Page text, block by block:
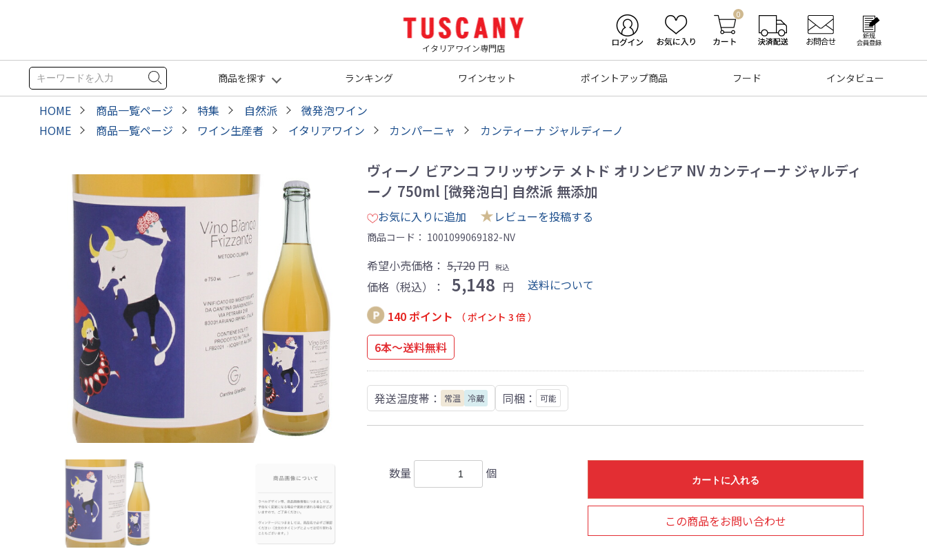
イタリアワイン専門店
0
商品を探す ランキング ワインセット ポイントアップ商品 フード インタビュー
HOME 商品一覧ページ 特集 自然派
微発泡ワイン
HOME
商品一覧ページ ワイン生産者 イタリアワイン カンパーニャ カンティーナ ジャルディーノ
ヴィーノ ビアンコ フリッザンテ メトド オリンピア NV カンティーナ ジャルディ
ーノ 750ml [微発泡白] 自然派 無添加
お気に入りに追加 ★レビューを投稿する
商品コード： 1001099069182-NV
希望小売価格： 5,720 円 税込
価格（税込）： 5,148 円
送料について
140 ポイント
（ ポイント 3 倍 ）
6本～送料無料
発送温度帯： 常温 冷蔵 同梱： 可能
数量 個 カートに入れる
この商品をお問い合わせ